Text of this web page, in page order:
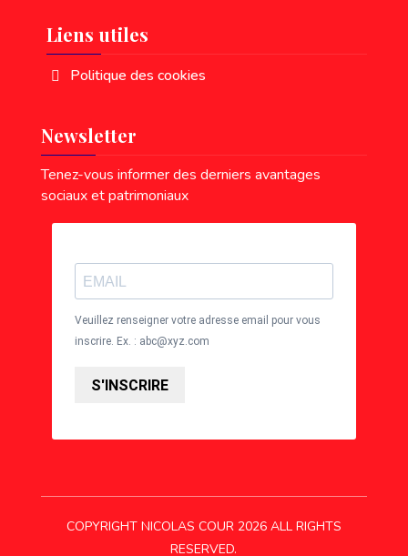
Liens utiles
Politique des cookies
Newsletter
Tenez-vous informer des derniers avantages
sociaux et patrimoniaux
Veuillez renseigner votre adresse email pour vous
inscrire. Ex. : abc@xyz.com
S'INSCRIRE
COPYRIGHT NICOLAS COUR 2026 ALL RIGHTS
RESERVED.